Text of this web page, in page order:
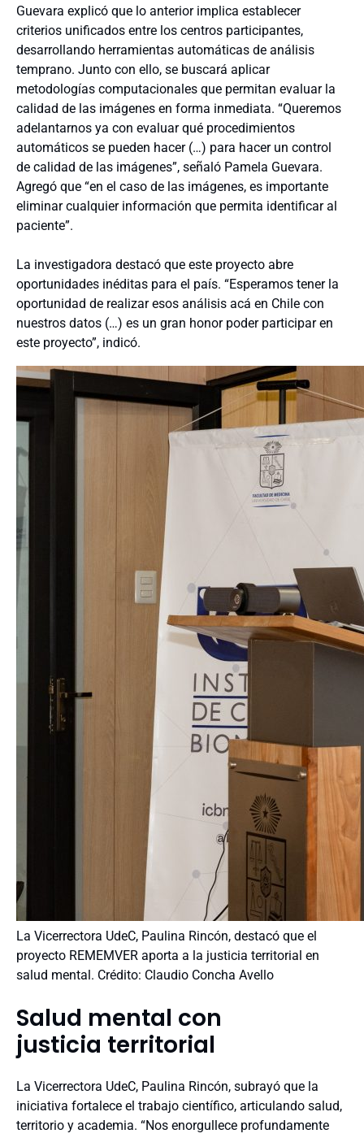
Guevara explicó que lo anterior implica establecer
criterios unificados entre los centros participantes,
desarrollando herramientas automáticas de análisis
temprano. Junto con ello, se buscará aplicar
metodologías computacionales que permitan evaluar la
calidad de las imágenes en forma inmediata. “Queremos
adelantarnos ya con evaluar qué procedimientos
automáticos se pueden hacer (…) para hacer un control
de calidad de las imágenes”, señaló Pamela Guevara.
Agregó que “en el caso de las imágenes, es importante
eliminar cualquier información que permita identificar al
paciente”.
La investigadora destacó que este proyecto abre
oportunidades inéditas para el país. “Esperamos tener la
oportunidad de realizar esos análisis acá en Chile con
nuestros datos (…) es un gran honor poder participar en
este proyecto”, indicó.
La Vicerrectora UdeC, Paulina Rincón, destacó que el
proyecto REMEMVER aporta a la justicia territorial en
salud mental. Crédito: Claudio Concha Avello
Salud mental con
justicia territorial
La Vicerrectora UdeC, Paulina Rincón, subrayó que la
iniciativa fortalece el trabajo científico, articulando salud,
territorio y academia. “Nos enorgullece profundamente